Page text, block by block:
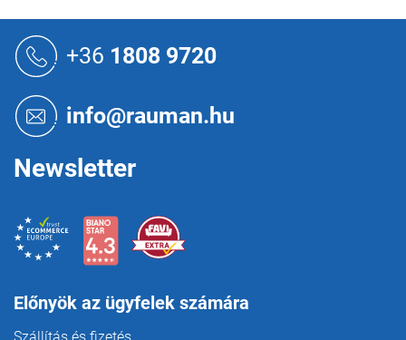
y
t
e
l
+36 1808 9720
info@rauman.hu
Newsletter
Előnyök az ügyfelek számára